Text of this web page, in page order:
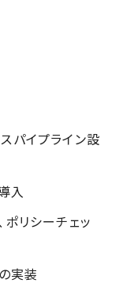
パイプライン設
入
ポリシーチェッ
実装